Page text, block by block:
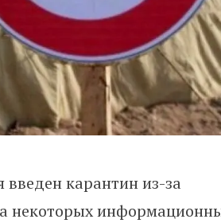
карантин из-за
некоторых